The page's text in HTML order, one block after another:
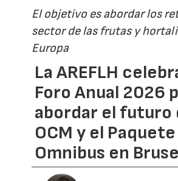
El objetivo es abordar los
sector de las frutas y
Europa
La AREFLH
Foro Anual 2026
abordar el futuro
OCM y el Paquete
Omnibus en